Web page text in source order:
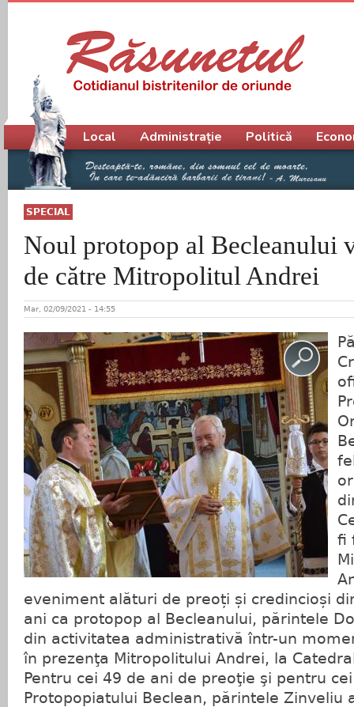
SPECIAL
Noul protopop al Becleanului
de către Mitropolitul Andrei
Mar, 02/09/2021 - 14:55
fi
eveniment alături de preoți și credincioși
ani ca protopop al Becleanului, părintele
din activitatea administrativă într-un
în prezenţa Mitropolitului Andrei, la
Pentru cei 49 de ani de preoţie şi pentru
Protopopiatului Beclean, părintele Zinveliu
Meniu principal
Local Administrație Politică